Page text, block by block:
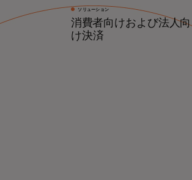
ソリューション
消費者向けおよび法人向
け決済